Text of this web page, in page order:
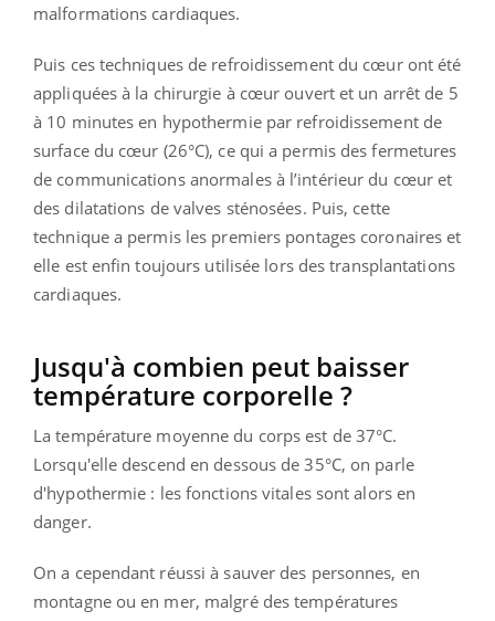
malformations cardiaques.
Puis ces techniques de refroidissement du cœur ont été
appliquées à la chirurgie à cœur ouvert et un arrêt de 5
à 10 minutes en hypothermie par refroidissement de
surface du cœur (26°C), ce qui a permis des fermetures
de communications anormales à l’intérieur du cœur et
des dilatations de valves sténosées. Puis, cette
technique a permis les premiers pontages coronaires et
elle est enfin toujours utilisée lors des transplantations
cardiaques.
Jusqu'à combien peut baisser
température corporelle ?
La température moyenne du corps est de 37°C.
Lorsqu'elle descend en dessous de 35°C, on parle
d'hypothermie : les fonctions vitales sont alors en
danger.
On a cependant réussi à sauver des personnes, en
montagne ou en mer, malgré des températures